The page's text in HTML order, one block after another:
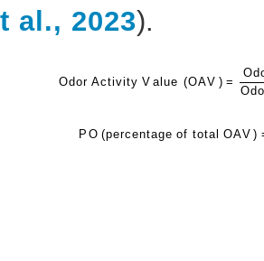
al., 2023).
Odor Activity V a lue (OAV ) =
Od
Odo
P O (percentage of tota OAV )